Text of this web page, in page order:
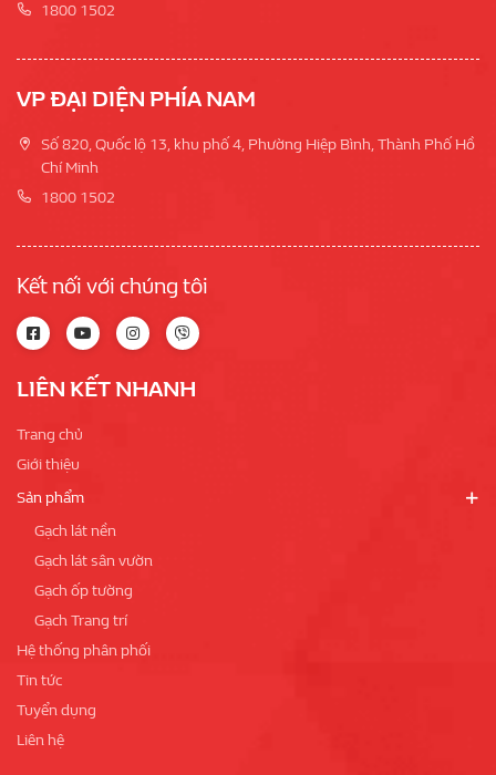
1800 1502
VP ĐẠI DIỆN PHÍA NAM
Số 820, Quốc lộ 13, khu phố 4, Phường Hiệp Bình, Thành Phố Hồ
Chí Minh
1800 1502
Kết nối với chúng tôi
LIÊN KẾT NHANH
Trang chủ
Giới thiệu
Sản phẩm
Gạch lát nền
Gạch lát sân vườn
Gạch ốp tường
Gạch Trang trí
Hệ thống phân phối
Tin tức
Tuyển dụng
Liên hệ